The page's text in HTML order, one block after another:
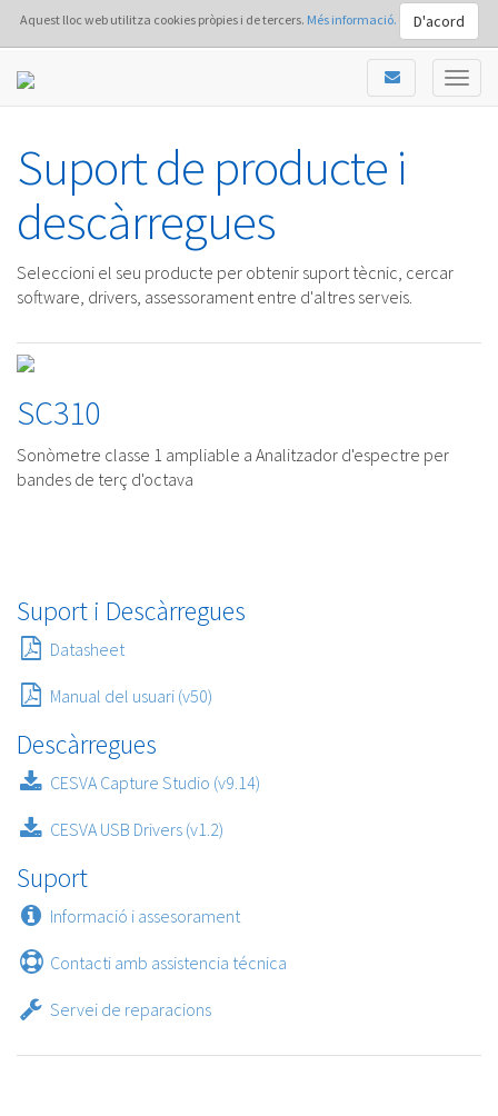
Aquest lloc web utilitza cookies pròpies i de tercers. Més informació. D'acord
Suport de producte i
descàrregues
Seleccioni el seu producte per obtenir suport tècnic, cercar
software, drivers, assessorament entre d'altres serveis.
SC310
Sonòmetre classe 1 ampliable a Analitzador d'espectre per
bandes de terç d'octava
Suport i Descàrregues
Datasheet
Manual del usuari (v50)
Descàrregues
CESVA Capture Studio (v9.14)
CESVA USB Drivers (v1.2)
Suport
Informació i assesorament
Contacti amb assistencia técnica
Servei de reparacions